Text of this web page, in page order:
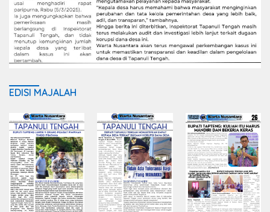
EDISI MAJALAH